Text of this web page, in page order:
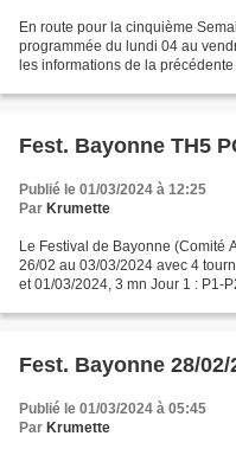
En route pour la cinquième
programmée du lundi 04 au
les informations de la
Fest. Bayonne TH5
Publié le 01/03/2024 à 12:25
Par Krumette
Le Festival de Bayonne (Comité
26/02 au 03/03/2024 avec 4
et 01/03/2024, 3 mn Jour 1 : P1-
Fest. Bayonne 28/02/
Publié le 01/03/2024 à 05:45
Par Krumette